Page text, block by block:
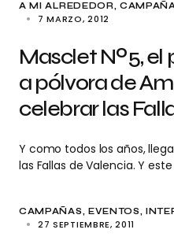
A MI ALREDEDOR
7 MARZO, 2012
Masclet Nº5, el
a pólvora de
celebrar las
Y como todos los años,
las Fallas de Valencia. Y
CAMPAÑAS EVENTOS
27 SEPTIEMBRE, 2011